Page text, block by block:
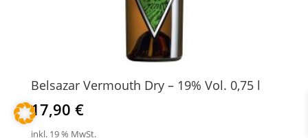
Belsazar Vermouth Dry – 19% Vol. 0,75 l
17,90 €
inkl. 19 % MwSt.